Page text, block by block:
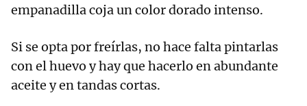
empanadilla coja un color dorado intenso.
Si se opta por freírlas, no hace falta pintarlas
con el huevo y hay que hacerlo en abundante
aceite y en tandas cortas.